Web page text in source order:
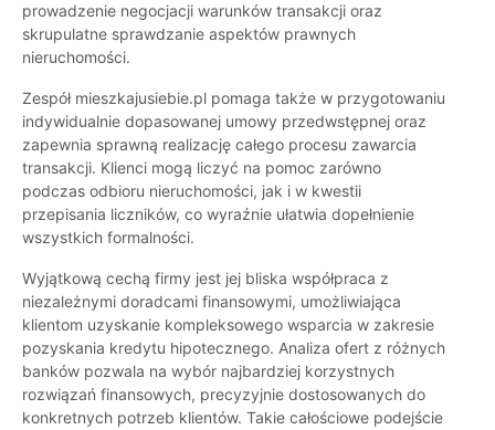
prowadzenie negocjacji warunków transakcji oraz
skrupulatne sprawdzanie aspektów prawnych
nieruchomości.
Zespół mieszkajusiebie.pl pomaga także w przygotowaniu
indywidualnie dopasowanej umowy przedwstępnej oraz
zapewnia sprawną realizację całego procesu zawarcia
transakcji. Klienci mogą liczyć na pomoc zarówno
podczas odbioru nieruchomości, jak i w kwestii
przepisania liczników, co wyraźnie ułatwia dopełnienie
wszystkich formalności.
Wyjątkową cechą firmy jest jej bliska współpraca z
niezależnymi doradcami finansowymi, umożliwiająca
klientom uzyskanie kompleksowego wsparcia w zakresie
pozyskania kredytu hipotecznego. Analiza ofert z różnych
banków pozwala na wybór najbardziej korzystnych
rozwiązań finansowych, precyzyjnie dostosowanych do
konkretnych potrzeb klientów. Takie całościowe podejście